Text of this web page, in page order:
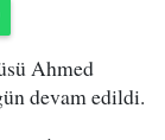
Ahmed
devam edildi.